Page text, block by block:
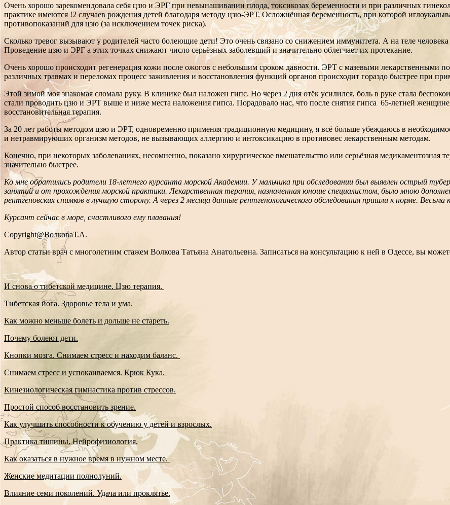
Очень хорошо зарекомендовала себя цзю и ЭРГ при невынашивании плода, токсикозах беременности и при различных
практике имеются !2 случаев рождения детей благодаря методу цзю-ЭРТ. Осложнённая беременность, при которой
противопоказаний для цзю (за исключением точек риска).
Сколько тревог вызывают у родителей часто болеющие дети! Это очень связано со снижением иммунитета. А на теле
Проведение цзю и ЭРГ а этих точках снижают число серьёзных заболевший и значительно облегчает их протекание.
Очень хорошо происходит регенерация кожи после ожогов с небольшим сроком давности. ЭРТ с мазевыми лекарственными
различных травмах и переломах процесс заживления и восстановления функций органов происходит гораздо быстрее при
Этой зимой моя знакомая сломала руку. В клинике был наложен гипс. Но через 2 дня отёк усилился, боль в руке стала
стали проводить цзю и ЭРТ выше и ниже места наложения гипса. Порадовало нас, что после снятия гипса 65-летней женщине
восстановительная терапия.
За 20 лет работы методом цзю и ЭРТ, одновременно применяя традиционную медицину, я всё больше убеждаюсь в
и нетравмируюших организм методов, не вызывающих аллергию и интоксикацию в противовес лекарственным методам.
Конечно, при некоторых заболеваниях, несомненно, показано хирургическое вмешательство или серьёзная
значительно быстрее.
Ко мне обратились родители 18-летнего курсанта морской Академии. У мальчика при обследовании был выявлен острый
занятий и от прохождения морской практики. Лекарственная терапия, назначенная юноше специалистом, было мною
рентгеновских снимков в лучшую сторону. А через 2 месяца данные рентгенологического обследования пришли к норме. Весьма
Курсант сейчас в море, счастливого ему плавания!
Copyright@ВолковаТ.А.
Автор статьи врач c многолетним стажем Волкова Татьяна Анатольевна. Записаться на консультацию к ней в Одессе, вы
И снова о тибетской медицине. Цзю терапия.
Тибетская йога. Здоровье тела и ума.
Как можно меньше болеть и дольше не стареть.
Почему болеют дети.
Кнопки мозга. Снимаем стресс и находим баланс.
Снимаем стресс и успокаиваемся. Крюк Кука.
Кинезиологическая гимнастика против стрессов.
Простой способ восстановить зрение.
Как улучшить способности к обучению у детей и взрослых.
Практика тишины. Нейрофизиология.
Как оказаться в нужное время в нужном месте.
Женские медитации полнолуний.
Влияние семи поколений. Удача или проклятье.